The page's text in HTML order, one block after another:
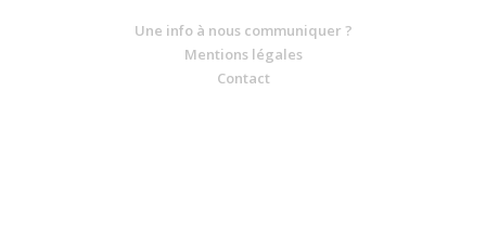
Une info à nous communiquer ?
Mentions légales
Contact